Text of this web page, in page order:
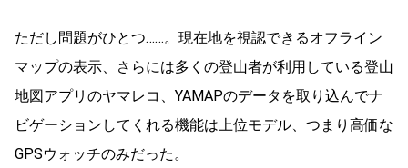
ただし問題がひとつ……。現在地を視認できるオフライン
マップの表示、さらには多くの登山者が利用している登山
地図アプリのヤマレコ、YAMAPのデータを取り込んでナ
ビゲーションしてくれる機能は上位モデル、つまり高価な
GPSウォッチのみだった。